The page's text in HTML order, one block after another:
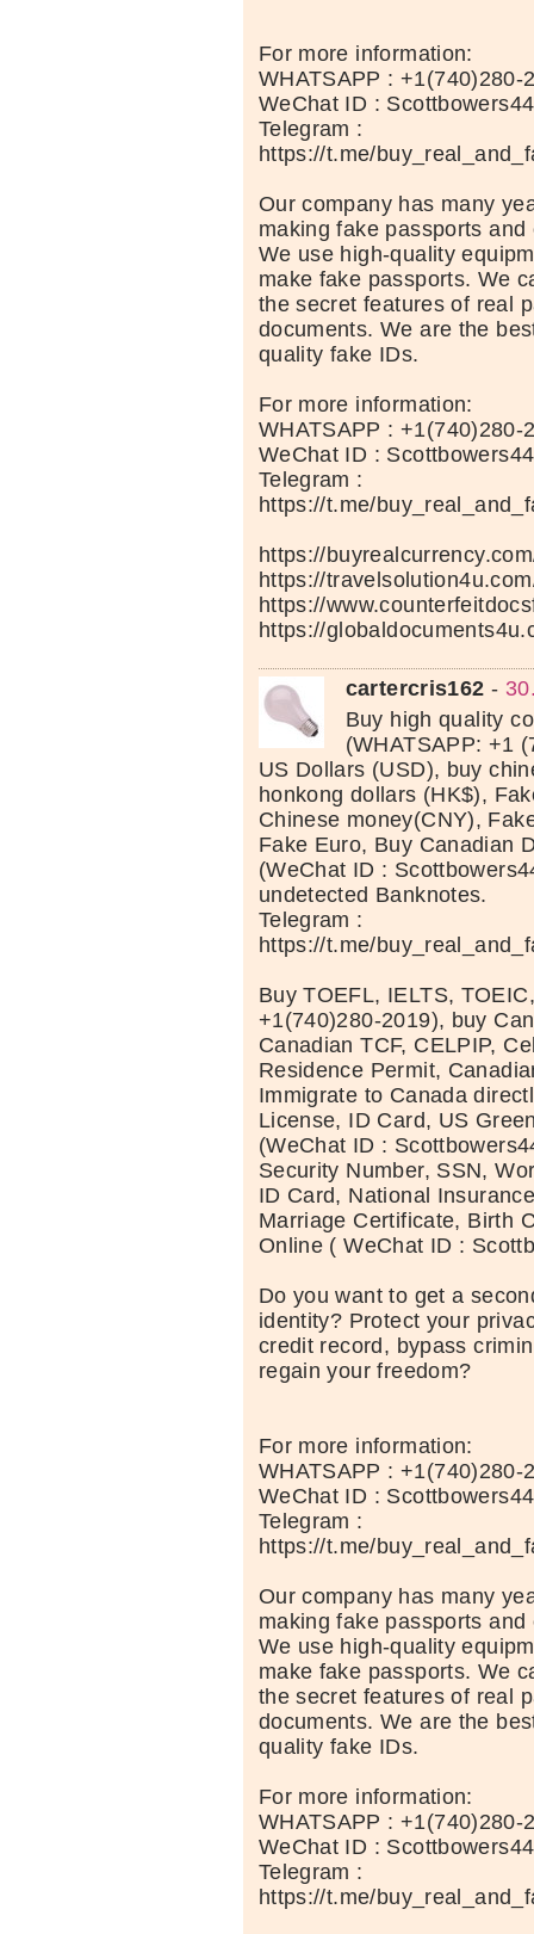
For more information:
WHATSAPP : +1(740)280-
WeChat ID : Scottbowers44
Telegram :
https://t.me/
Our company has many
making fake passports
We use high-quality
make fake passports. We
the secret features of real
documents. We are the
quality fake IDs.
For more information:
WHATSAPP : +1(740)280-
WeChat ID : Scottbowers44
Telegram :
https://t.me/
https://
https://
https://
https://
cartercris162 -
Buy high quality
(WHATSAPP: +1
US Dollars (USD), buy
honkong dollars (HK$),
Chinese money(CNY),
Fake Euro, Buy Canadian
(WeChat ID :
undetected Banknotes.
Telegram :
https://t.me/
Buy TOEFL, IELTS,
+1(740)280-2019), buy
Canadian TCF, CELPIP,
Residence Permit,
Immigrate to Canada
License, ID Card, US
(WeChat ID :
Security Number, SSN,
ID Card, National
Marriage Certificate, Birth
Online ( WeChat ID :
Do you want to get a
identity? Protect your
credit record, bypass
regain your freedom?
For more information:
WHATSAPP : +1(740)280-
WeChat ID : Scottbowers44
Telegram :
https://t.me/
Our company has many
making fake passports
We use high-quality
make fake passports. We
the secret features of real
documents. We are the
quality fake IDs.
For more information:
WHATSAPP : +1(740)280-
WeChat ID : Scottbowers44
Telegram :
https://t.me/